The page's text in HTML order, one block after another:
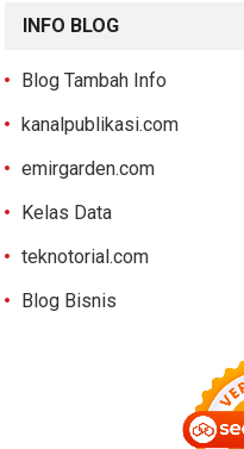
INFO BLOG
Blog Tambah Info
kanalpublikasi.com
emirgarden.com
Kelas Data
teknotorial.com
Blog Bisnis